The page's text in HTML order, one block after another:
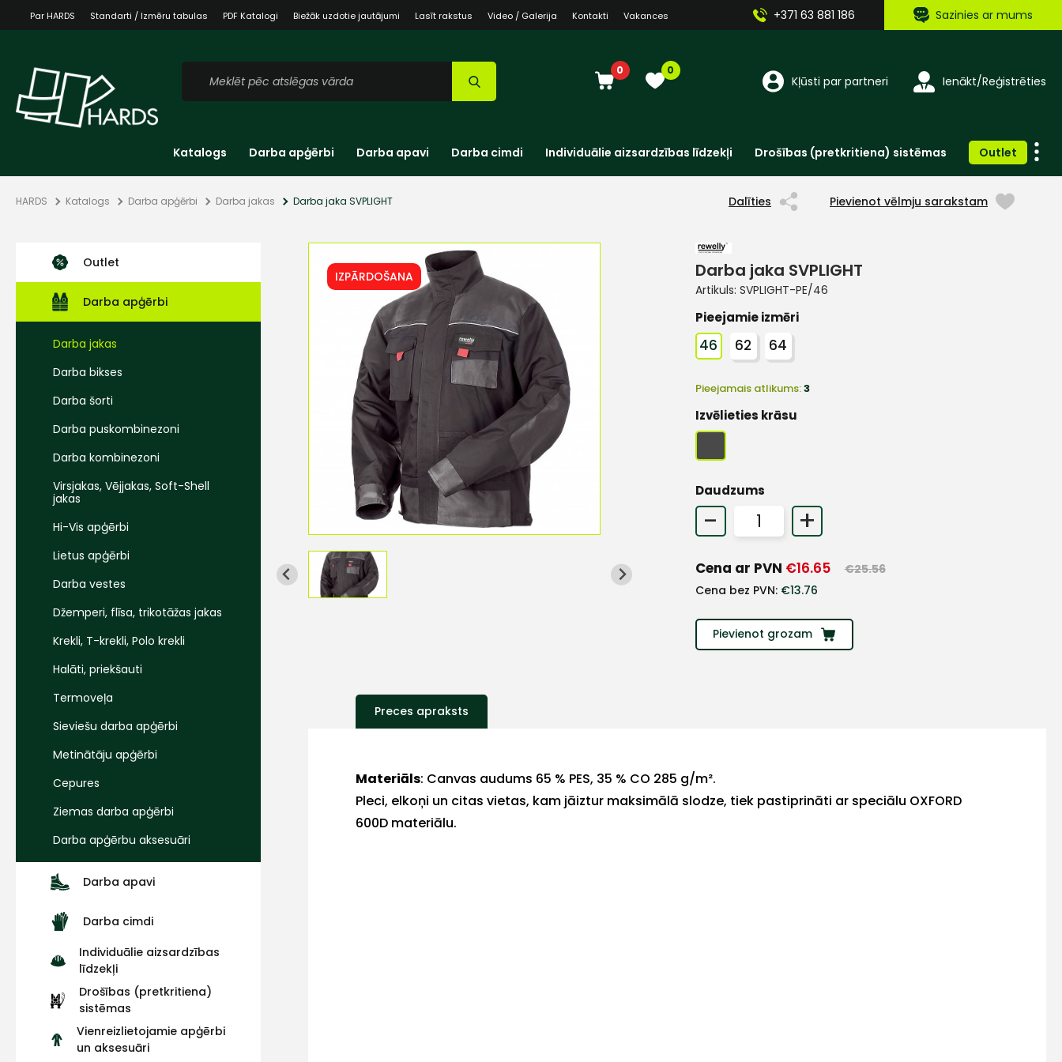
Par HARDS Standarti / Izmēru tabulas PDF Katalogi Biežāk uzdotie jautājumi Lasīt rakstus Video / Galerija Kontakti Vakances +371 63 881 186 Sazinies ar mums
0 0
Kļūsti par partneri Ienākt/Reģistrēties
Katalogs Darba apģērbi Darba apavi Darba cimdi Individuālie aizsardzības līdzekļi Drošības (pretkritiena) sistēmas Outlet
HARDS Katalogs Darba apģērbi Darba jakas Darba jaka SVPLIGHT Dalīties Pievienot vēlmju sarakstam
Outlet
Darba apģērbi
Darba jakas
Darba bikses
Darba šorti
Darba puskombinezoni
Darba kombinezoni
Virsjakas, Vējjakas, Soft-Shell
jakas
Hi-Vis apģērbi
Lietus apģērbi
Darba vestes
Džemperi, flīsa, trikotāžas jakas
Krekli, T-krekli, Polo krekli
Halāti, priekšauti
Termoveļa
Sieviešu darba apģērbi
Metinātāju apģērbi
Cepures
Ziemas darba apģērbi
Darba apģērbu aksesuāri
Darba apavi
Darba cimdi
Individuālie aizsardzības
līdzekļi
Drošības (pretkritiena)
sistēmas
Vienreizlietojamie apģērbi
un aksesuāri
IZPĀRDOŠANA Darba jaka SVPLIGHT
Artikuls: SVPLIGHT-PE/46
Pieejamie izmēri
46 62 64
Pieejamais atlikums:3
Izvēlieties krāsu
Daudzums
- +
Cena ar PVN €16.65 €25.56
Cena bez PVN: €13.76
Pievienot grozam
Preces apraksts
Materiāls: Canvas audums 65 % PES, 35 % CO 285 g/m².
Pleci, elkoņi un citas vietas, kam jāiztur maksimālā slodze, tiek pastiprināti ar speciālu OXFORD
600D materiālu.